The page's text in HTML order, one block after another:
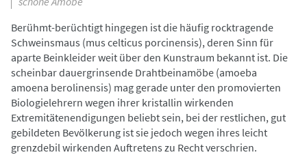
Berühmt-berüchtigt hingegen ist die häufig rocktragende
Schweinsmaus (mus celticus porcinensis), deren Sinn für
aparte Beinkleider weit über den Kunstraum bekannt ist. Die
scheinbar dauergrinsende Drahtbeinamöbe (amoeba
amoena berolinensis) mag gerade unter den promovierten
Biologielehrern wegen ihrer kristallin wirkenden
Extremitätenendigungen beliebt sein, bei der restlichen, gut
gebildeten Bevölkerung ist sie jedoch wegen ihres leicht
grenzdebil wirkenden Auftretens zu Recht verschrien.